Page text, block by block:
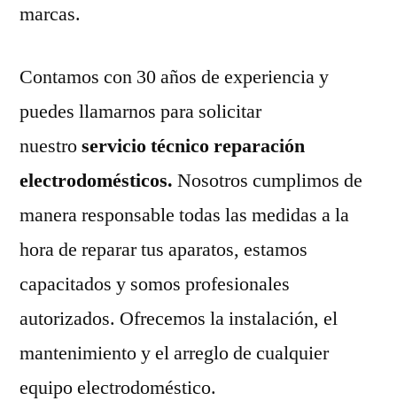
marcas.
Contamos con 30 años de experiencia y
puedes llamarnos para solicitar
nuestroservicio técnico reparación
electrodomésticos. Nosotros cumplimos de
manera responsable todas las medidas a la
hora de reparar tus aparatos, estamos
capacitados y somos profesionales
autorizados. Ofrecemos la instalación, el
mantenimiento y el arreglo de cualquier
equipo electrodoméstico.